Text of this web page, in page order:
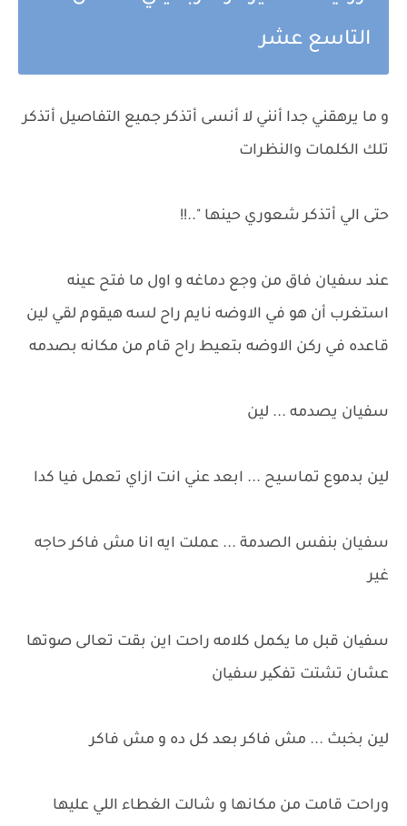
التاسع عشر
و ما يرهقني جدا أنني لا أنسى أتذكر جميع التفاصيل أتذكر
تلك الكلمات والنظرات
حتى الي أتذكر شعوري حينها "..!!
عند سفيان فاق من وجع دماغه و اول ما فتح عينه
استغرب أن هو في الاوضه نايم راح لسه هيقوم لقي لين
قاعده في ركن الاوضه بتعيط راح قام من مكانه بصدمه
سفيان يصدمه ... لين
لين بدموع تماسيح ... ابعد عني انت ازاي تعمل فيا كدا
سفيان بنفس الصدمة ... عملت ايه انا مش فاكر حاجه
غير
سفیان قبل ما يكمل كلامه راحت اين بقت تعالى صوتها
عشان تشتت تفکیر سفیان
لين بخبث ... مش فاكر بعد كل ده و مش فاكر
وراحت قامت من مكانها و شالت الغطاء اللي عليها